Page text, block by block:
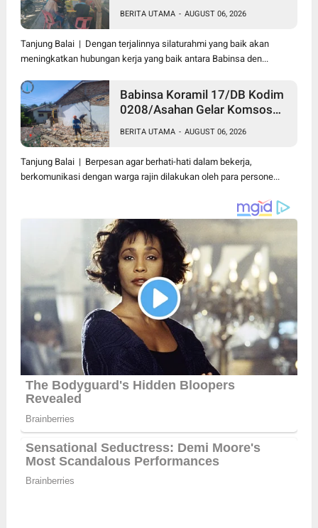
09/TB Kodim 0208/Asahan
BERITA UTAMA - AUGUST 06, 2026
Tanjung Balai | Dengan terjalinnya silaturahmi yang baik akan
meningkatkan hubungan kerja yang baik antara Babinsa den...
Babinsa Koramil 17/DB Kodim
0208/Asahan Gelar Komsos
BERITA UTAMA - AUGUST 06, 2026
Tanjung Balai | Berpesan agar berhati-hati dalam bekerja,
berkomunikasi dengan warga rajin dilakukan oleh para persone...